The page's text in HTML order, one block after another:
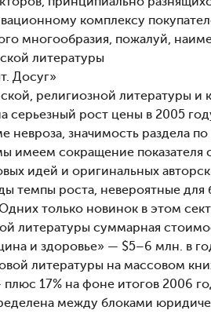
комплексу
многообразия, пожалуй,
литературы
Досуг»
религиозной литературы и
серьезный рост цены в 2005
невроза, значимость раздела
имеем сокращение показателя
идей и оригинальных
темпы роста, невероятные
только новинок в этом
литературы суммарная
и здоровье» — $5–6 млн. в
литературы на массовом
плюс 17% на фоне итогов 2006
между блоками